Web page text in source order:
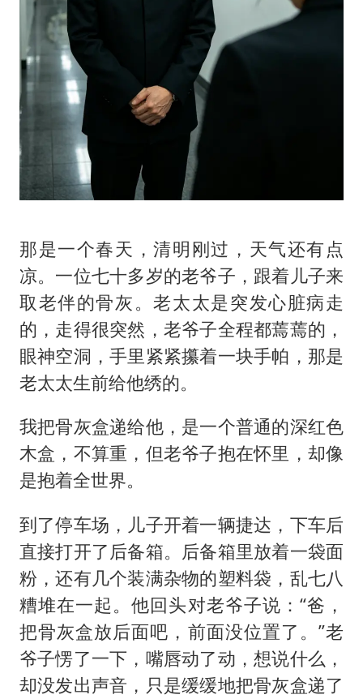
那是一个春天，清明刚过，天气还有点
凉。一位七十多岁的老爷子，跟着儿子来
取老伴的骨灰。老太太是突发心脏病走
的，走得很突然，老爷子全程都蔫蔫的，
眼神空洞，手里紧紧攥着一块手帕，那是
老太太生前给他绣的。
我把骨灰盒递给他，是一个普通的深红色
木盒，不算重，但老爷子抱在怀里，却像
是抱着全世界。
到了停车场，儿子开着一辆捷达，下车后
直接打开了后备箱。后备箱里放着一袋面
粉，还有几个装满杂物的塑料袋，乱七八
糟堆在一起。他回头对老爷子说：“爸，
把骨灰盒放后面吧，前面没位置了。”老
爷子愣了一下，嘴唇动了动，想说什么，
却没发出声音，只是缓缓地把骨灰盒递了